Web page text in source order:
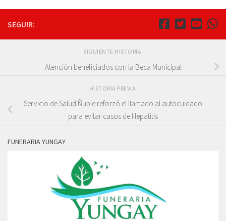
SEGUIR:
SIGUIENTE HISTORIA
Atención beneficiados con la Beca Municipal
HISTORIA PREVIA
Servicio de Salud Ñuble reforzó el llamado al autocuidado
para evitar casos de Hepatitis
FUNERARIA YUNGAY